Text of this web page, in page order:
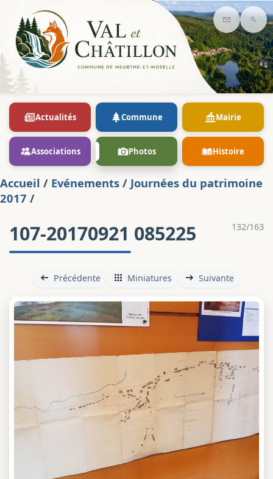
Contact
Actualités Commune Mairie
Associations Photos Histoire
Accueil / Evénements / Journées du patrimoine
2017 /
132/163
107-20170921 085225
Précédente Miniatures Suivante